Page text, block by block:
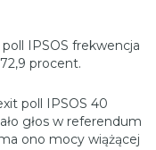
IPSOS frekwencja
procent.
poll IPSOS 40
głos w referendum
ono mocy wiążącej